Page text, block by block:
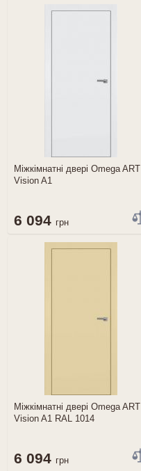
Міжкімнатні двері Omega ART
Vision A1
6 094 грн
Міжкімнатні двері Omega ART
Vision A1 RAL 1014
6 094 грн